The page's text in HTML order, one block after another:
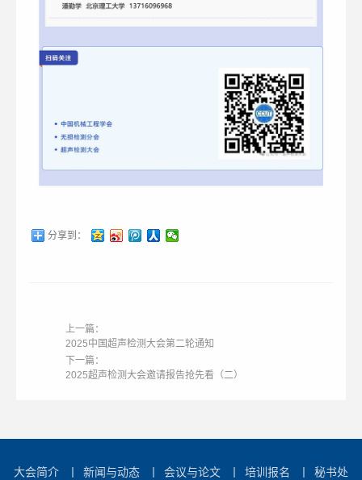
分享到：
上一篇：
2025中国超声检测大会第二轮通知
下一篇：
2025超声检测大会邀请报告抢先看（二）
大会简介 新闻与动态 会议与论文 培训报名 秘书处